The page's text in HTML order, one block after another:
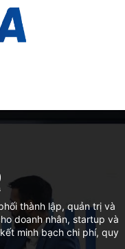
thành lập, quản trị và
doanh nhân, startup và
minh bạch chi phí, quy